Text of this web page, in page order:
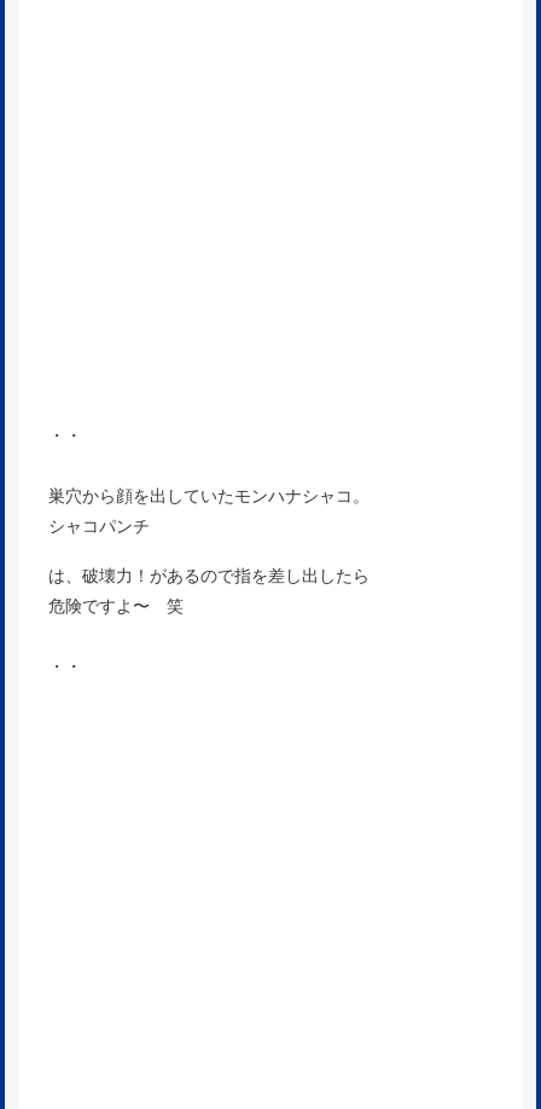
・・
巣穴から顔を出していたモンハナシャコ。
シャコパンチ
は、破壊力！があるので指を差し出したら
危険ですよ〜 笑
・・